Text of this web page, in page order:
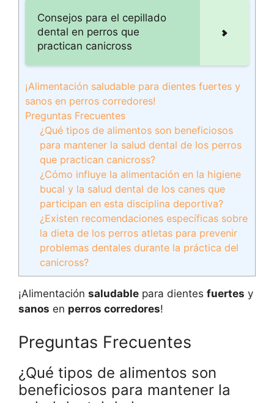
Consejos para el cepillado
dental en perros que
practican canicross
¡Alimentación saludable para dientes fuertes y
sanos en perros corredores!
Preguntas Frecuentes
¿Qué tipos de alimentos son beneficiosos
para mantener la salud dental de los perros
que practican canicross?
¿Cómo influye la alimentación en la higiene
bucal y la salud dental de los canes que
participan en esta disciplina deportiva?
¿Existen recomendaciones específicas sobre
la dieta de los perros atletas para prevenir
problemas dentales durante la práctica del
canicross?
¡Alimentación saludable para dientes fuertes y
sanos en perros corredores!
Preguntas Frecuentes
¿Qué tipos de alimentos son
beneficiosos para mantener la